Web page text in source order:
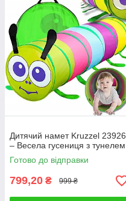
Дитячий намет Kruzzel 23926
– Весела гусениця з тунелем
Готово до відправки
799,20 ₴ 999 ₴